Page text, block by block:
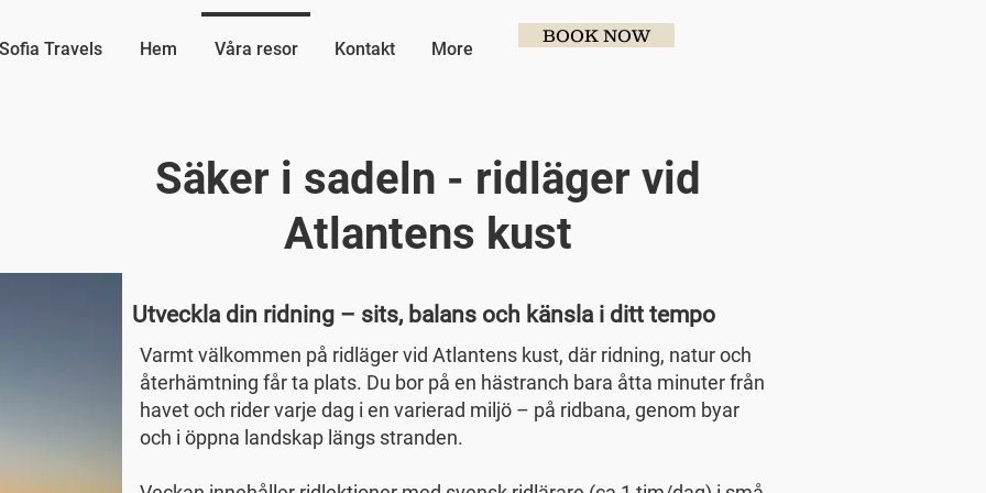
Travels Hem Våra resor Kontakt More
BOOK NOW
Säker i sadeln - ridläger vid
Atlantens kust
Utveckla din ridning – sits, balans och känsla i ditt tempo
Varmt välkommen på ridläger vid Atlantens kust, där ridning, natur och
återhämtning får ta plats. Du bor på en hästranch bara åtta minuter från
havet och rider varje dag i en varierad miljö – på ridbana, genom byar
och i öppna landskap längs stranden.